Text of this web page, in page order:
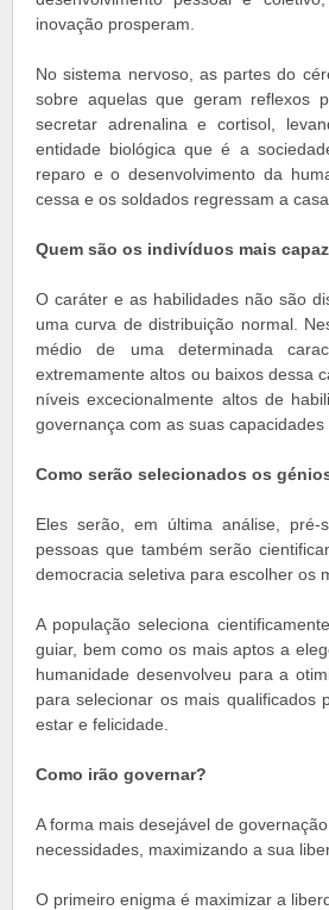
inovação prosperam.
No sistema nervoso, as partes do
sobre aquelas que geram reflexos
secretar adrenalina e cortisol,
entidade biológica que é a
reparo e o desenvolvimento da
cessa e os soldados regressam a casa.
Quem são os indivíduos mais
O caráter e as habilidades não são
uma curva de distribuição normal.
médio de uma determinada
extremamente altos ou baixos dessa
níveis excecionalmente altos de
governança com as suas
Como serão selecionados os
Eles serão, em última análise, pré-
pessoas que também serão
democracia seletiva para escolher os
A população seleciona
guiar, bem como os mais aptos a
humanidade desenvolveu para a
para selecionar os mais
estar e felicidade.
Como irão governar?
A forma mais desejável de
necessidades, maximizando a sua
O primeiro enigma é maximizar a